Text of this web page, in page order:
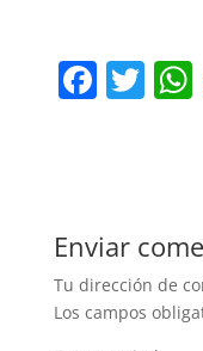
F
b
o
o
T
Enviar
Tu dirección de
Los campos